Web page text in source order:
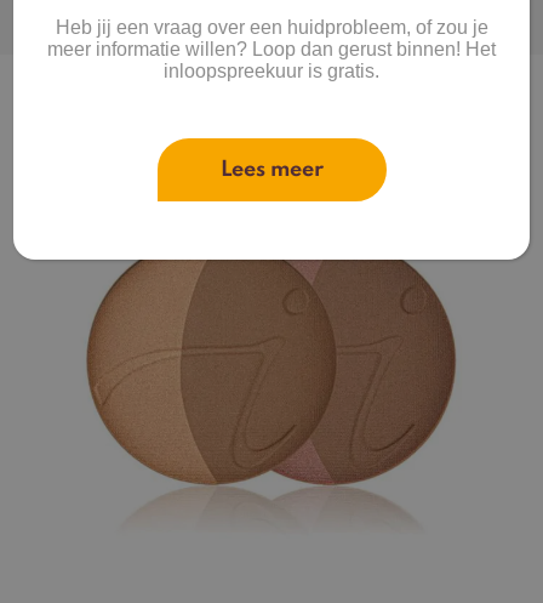
Merken Winkelwagen
Heb jij een vraag over een huidprobleem, of zou je
meer informatie willen? Loop dan gerust binnen! Het
inloopspreekuur is gratis.
Lees meer